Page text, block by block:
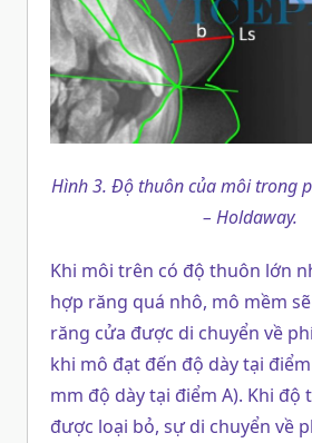
Hình 3. Độ thuôn của môi trong
– Holdaway.
Khi môi trên có độ thuôn lớn
hợp răng quá nhô, mô mềm
răng cửa được di chuyển về
khi mô đạt đến độ dày tại
mm độ dày tại điểm A). Khi độ
được loại bỏ, sự di chuyển về